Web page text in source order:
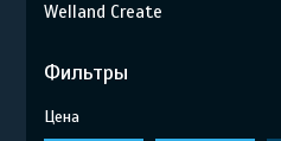
Welland Create
Фильтры
Цена